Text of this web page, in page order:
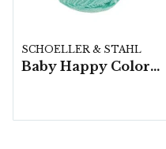
SCHOELLER & STAHL
Baby Happy Color 10 nystan a50g/fp